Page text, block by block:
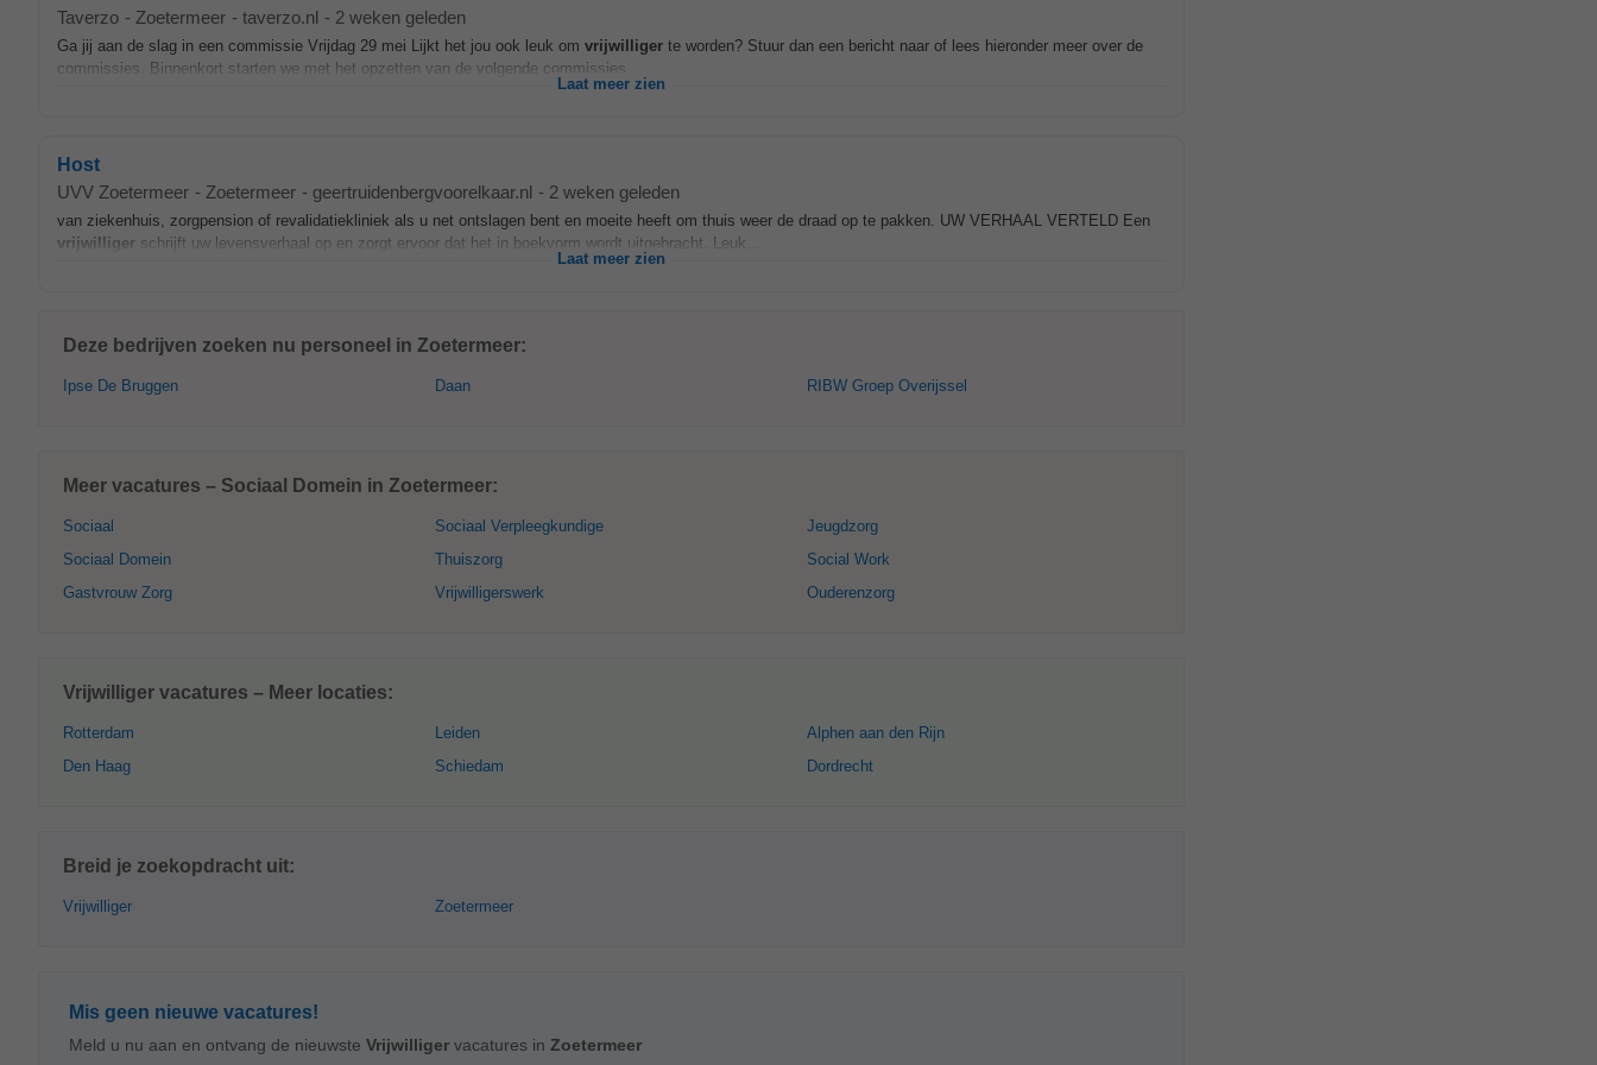
Taverzo - Zoetermeer - taverzo.nl - 2 weken geleden
Ga jij aan de slag in een commissie Vrijdag 29 mei Lijkt het jou ook leuk om vrijwilliger te worden? Stuur dan een bericht naar of lees hieronder meer over de
commissies. Binnenkort starten we met het opzetten van de volgende commissies...
Laat meer zien
Host
UVV Zoetermeer - Zoetermeer - geertruidenbergvoorelkaar.nl - 2 weken geleden
van ziekenhuis, zorgpension of revalidatiekliniek als u net ontslagen bent en moeite heeft om thuis weer de draad op te pakken. UW VERHAAL VERTELD Een
vrijwilliger schrijft uw levensverhaal op en zorgt ervoor dat het in boekvorm wordt uitgebracht. Leuk...
Laat meer zien
Deze bedrijven zoeken nu personeel in Zoetermeer:
Ipse De Bruggen Daan RIBW Groep Overijssel
Meer vacatures – Sociaal Domein in Zoetermeer:
Sociaal
Sociaal Domein
Gastvrouw Zorg
Sociaal Verpleegkundige
Thuiszorg
Vrijwilligerswerk
Jeugdzorg
Social Work
Ouderenzorg
Vrijwilliger vacatures – Meer locaties:
Rotterdam
Den Haag
Leiden
Schiedam
Alphen aan den Rijn
Dordrecht
Breid je zoekopdracht uit:
Vrijwilliger Zoetermeer
Mis geen nieuwe vacatures!
Meld u nu aan en ontvang de nieuwste Vrijwilliger vacatures in Zoetermeer